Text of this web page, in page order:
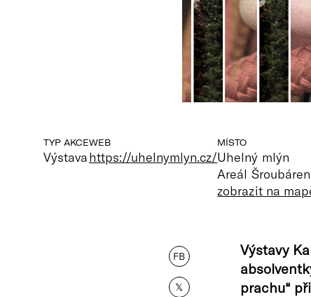
TYP AKCE
Výstava
WEB
https://uhelnymlyn.cz/
MÍSTO
Uhelný mlýn
Areál
zobrazit na
FB
𝕏
Výstavy
prachu“